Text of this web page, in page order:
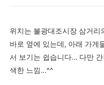
위치는 불광대조시장 삼거리
바로 옆에 있는데, 아래 가게
서 보기는 쉽습니다... 다만
색한 느낌...^^